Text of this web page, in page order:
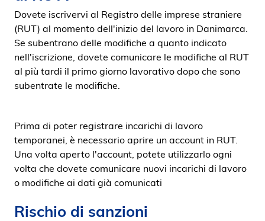
Dovete iscrivervi al Registro delle imprese straniere
(RUT) al momento dell'inizio del lavoro in Danimarca.
Se subentrano delle modifiche a quanto indicato
nell'iscrizione, dovete comunicare le modifiche al RUT
al più tardi il primo giorno lavorativo dopo che sono
subentrate le modifiche.
Prima di poter registrare incarichi di lavoro
temporanei, è necessario aprire un account in RUT.
Una volta aperto l'account, potete utilizzarlo ogni
volta che dovete comunicare nuovi incarichi di lavoro
o modifiche ai dati già comunicati
Rischio di sanzioni